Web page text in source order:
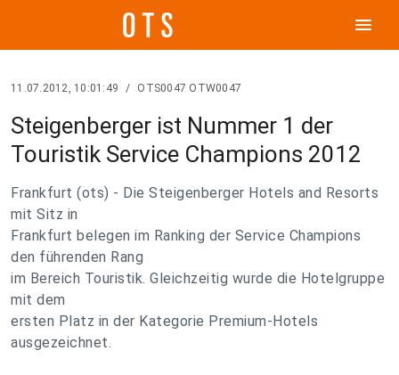
menu
11.07.2012, 10:01:49 / OTS0047 OTW0047
Steigenberger ist Nummer 1 der
Touristik Service Champions 2012
Frankfurt (ots) - Die Steigenberger Hotels and Resorts
mit Sitz in
Frankfurt belegen im Ranking der Service Champions
den führenden Rang
im Bereich Touristik. Gleichzeitig wurde die Hotelgruppe
mit dem
ersten Platz in der Kategorie Premium-Hotels
ausgezeichnet.